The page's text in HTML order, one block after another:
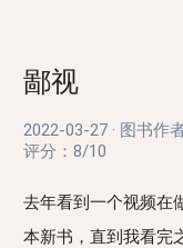
鄙视
2022-03-27 · 图书作
评分： 8/10
去年看到一个视频在
本新书，直到我看完